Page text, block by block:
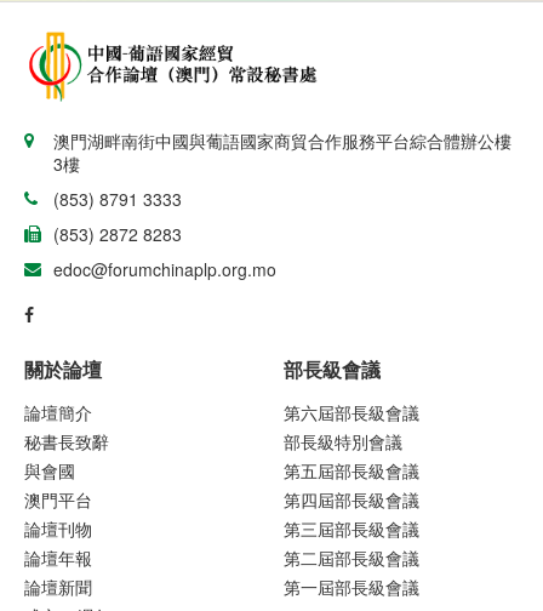
澳門湖畔南街中國與葡語國家商貿合作服務平台綜合體辦公樓
3樓
(853) 8791 3333
(853) 2872 8283
edoc@forumchinaplp.org.mo
關於論壇
論壇簡介
秘書長致辭
與會國
澳門平台
論壇刊物
論壇年報
論壇新聞
部長級會議
第六屆部長級會議
部長級特別會議
第五屆部長級會議
第四屆部長級會議
第三屆部長級會議
第二屆部長級會議
第一屆部長級會議